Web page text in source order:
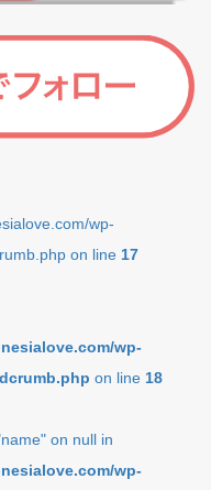
wp-
on line 17
wp-
on line 18
on null in
wp-